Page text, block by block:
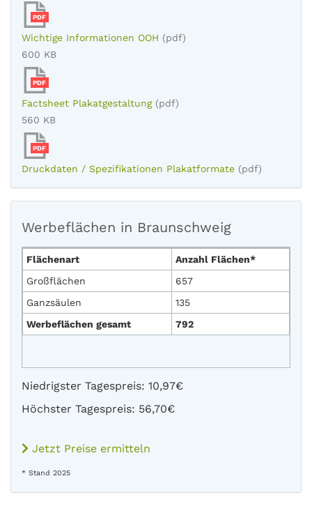
PDF
Wichtige Informationen OOH (pdf)
600 KB
PDF
Factsheet Plakatgestaltung (pdf)
560 KB
PDF
Druckdaten / Spezifikationen Plakatformate (pdf)
Werbeflächen in Braunschweig
Flächenart
Anzahl Flächen*
Großflächen
657
Ganzsäulen
135
Werbeflächen gesamt
792
Niedrigster Tagespreis: 10,97€
Höchster Tagespreis: 56,70€
Jetzt Preise ermitteln
* Stand 2025